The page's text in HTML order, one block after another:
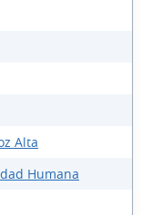
Alta
Humana